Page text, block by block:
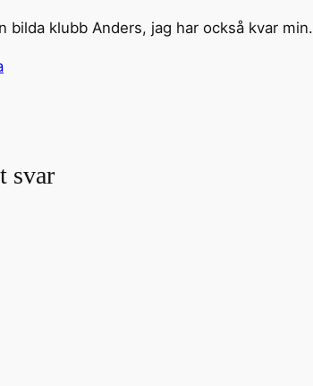
bilda klubb Anders, jag har också kvar min.
svar